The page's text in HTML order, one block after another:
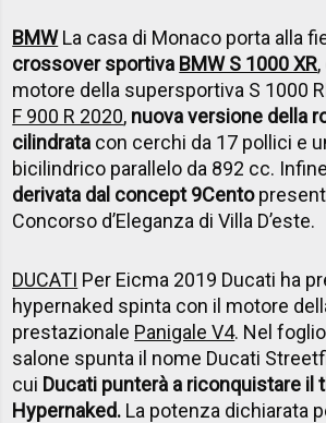
BMWLa casa di Monaco porta alla
crossover sportiva BMW S 1000 XR
motore della supersportiva S 1000
F 900 R 2020, nuova versione della
cilindrata con cerchi da 17 pollici e
bicilindrico parallelo da 892 cc.
derivata dal concept 9Cento
Concorso d’Eleganza di Villa D’este.
DUCATI Per Eicma 2019 Ducati ha
hypernaked spinta con il motore
prestazionale Panigale V4. Nel
salone spunta il nome Ducati
cui Ducati punterà a riconquistare il
Hypernaked. La potenza dichiarata